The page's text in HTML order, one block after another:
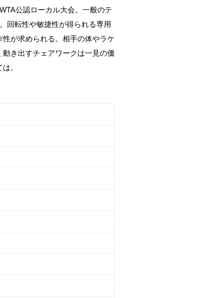
公認ローカル大会。一般のテ
回転性や敏捷性が得られる専用
が求められる。相手の体やラケ
き出すチェアワークは一見の価
。